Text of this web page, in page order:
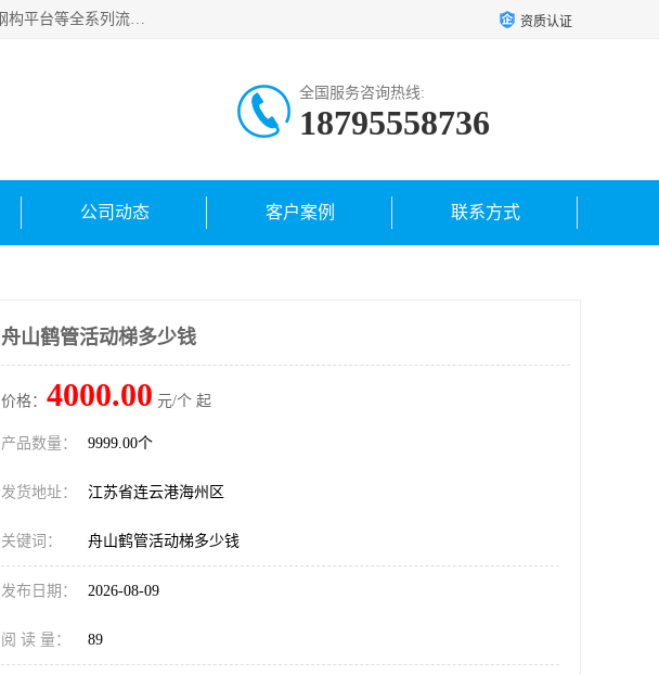
连云港深达石化装备有限公司是从事定量装车系统、船用流体装卸臂、陆用流体装卸臂（鹤管）、活动梯、钢构平台等全系列流体装卸设备的设计、制造、销售以及服务的专业供应商。公司始终以客户为中心，密切跟踪国内外油气储运及装卸设备先进技术的发展，以先进的技术、优质的产品、一流的服务，满足客户需求。 资质认证
全国服务咨询热线:
18795558736
公司动态 客户案例 联系方式
舟山鹤管活动梯多少钱
价格： 4000.00 元/个 起
产品数量： 9999.00个
发货地址： 江苏省连云港海州区
关键词： 舟山鹤管活动梯多少钱
发布日期： 2026-08-09
阅 读 量： 89